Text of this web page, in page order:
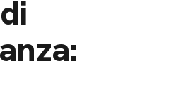
Campagne